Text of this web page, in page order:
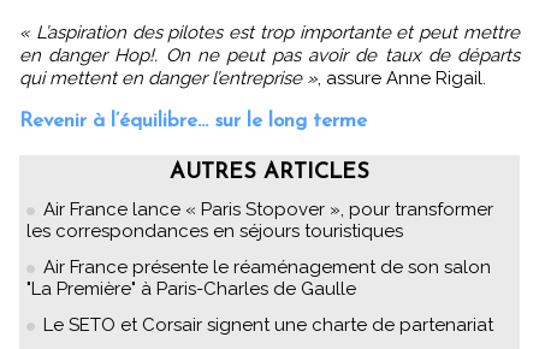
« L’aspiration des pilotes est trop importante et peut mettre
en danger Hop!. On ne peut pas avoir de taux de départs
qui mettent en danger l’entreprise », assure Anne Rigail.
Revenir à l’équilibre… sur le long terme
AUTRES ARTICLES
Air France lance « Paris Stopover », pour transformer
les correspondances en séjours touristiques
Air France présente le réaménagement de son salon
"La Première" à Paris-Charles de Gaulle
Le SETO et Corsair signent une charte de partenariat